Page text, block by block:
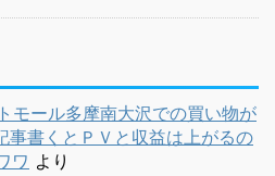
モール多摩南大沢での買い物が
事書くとＰＶと収益は上がるの
ワ より